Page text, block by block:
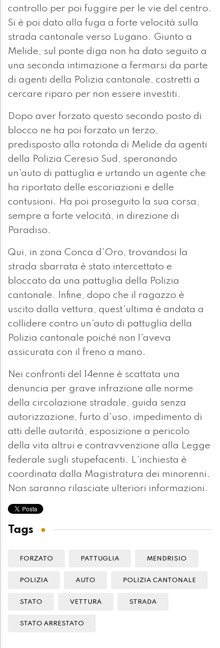
controllo per poi fuggire per le vie del centro.
Si è poi dato alla fuga a forte velocità sulla
strada cantonale verso Lugano. Giunto a
Melide, sul ponte diga non ha dato seguito a
una seconda intimazione a fermarsi da parte
di agenti della Polizia cantonale, costretti a
cercare riparo per non essere investiti.
Dopo aver forzato questo secondo posto di
blocco ne ha poi forzato un terzo,
predisposto alla rotonda di Melide da agenti
della Polizia Ceresio Sud, speronando
un'auto di pattuglia e urtando un agente che
ha riportato delle escoriazioni e delle
contusioni. Ha poi proseguito la sua corsa,
sempre a forte velocità, in direzione di
Paradiso.
Qui, in zona Conca d'Oro, trovandosi la
strada sbarrata è stato intercettato e
bloccato da una pattuglia della Polizia
cantonale. Infine, dopo che il ragazzo è
uscito dalla vettura, quest'ultima è andata a
collidere contro un'auto di pattuglia della
Polizia cantonale poiché non l'aveva
assicurata con il freno a mano.
Nei confronti del 14enne è scattata una
denuncia per grave infrazione alle norme
della circolazione stradale, guida senza
autorizzazione, furto d'uso, impedimento di
atti delle autorità, esposizione a pericolo
della vita altrui e contravvenzione alla Legge
federale sugli stupefacenti. L'inchiesta è
coordinata dalla Magistratura dei minorenni.
Non saranno rilasciate ulteriori informazioni.
Tags
FORZATO PATTUGLIA MENDRISIO
POLIZIA AUTO POLIZIA CANTONALE
STATO VETTURA STRADA
STATO ARRESTATO